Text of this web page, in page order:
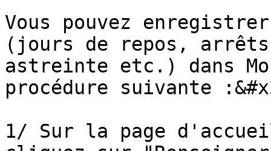
Vous pouvez
(jours de repos,
astreinte etc.) dans
procédure suivante
1/ Sur la page